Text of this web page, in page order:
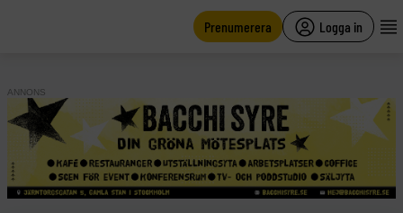
Prenumerera Logga in
ANNONS